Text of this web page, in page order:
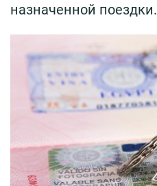
назначенной поездки.